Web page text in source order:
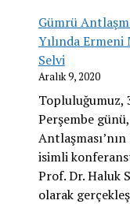
Gümrü
Yılında Ermeni
Selvi
Aralık 9, 2020
Topluluğumuz,
Perşembe
isimli
Prof. Dr. Haluk
olarak